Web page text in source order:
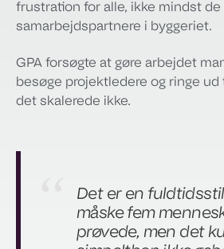
frustration for alle, ikke mindst
samarbejdspartnere i byggeriet.
GPA forsøgte at gøre arbejdet
besøge projektledere og ringe ud
det skalerede ikke.
Det er en
måske fem
prøvede, men det